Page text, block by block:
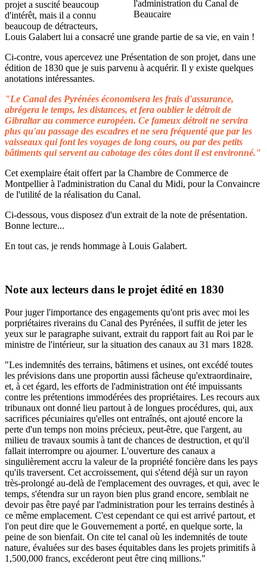
projet a suscité beaucoup
d'intérêt, mais il a connu
beaucoup de détracteurs,
Louis Galabert lui a consacré une grande partie de sa vie, en vain !
Ci-contre, vous apercevez une Présentation de son projet, dans une
édition de 1830 que je suis parvenu à acquérir. Il y existe quelques
anotations intéressantes.
"Le Canal des Pyrénées économisera les frais d'assurance,
abrégera le temps, les distances, et fera oublier le détroit de
Gibraltar au commerce européen. Ce fameux détroit ne servira
plus qu'au passage des escadres et ne sera fréquenté que par les
vaisseaux qui font les voyages de long cours, ou par des petits
bâtiments qui servent au cabotage des côtes dont il est environné."
Cet exemplaire était offert par la Chambre de Commerce de
Montpellier à l'administration du Canal du Midi, pour la Convaincre
de l'utilité de la réalisation du Canal.
Ci-dessous, vous disposez d'un extrait de la note de présentation.
Bonne lecture...
En tout cas, je rends hommage à Louis Galabert.
Note aux lecteurs dans le projet édité en 1830
Pour juger l'importance des engagements qu'ont pris avec moi les
porpriétaires riverains du Canal des Pyrénées, il suffit de jeter les
yeux sur le paragraphe suivant, extrait du rapport fait au Roi par le
ministre de l'intérieur, sur la situation des canaux au 31 mars 1828.
"Les indemnités des terrains, bâtimens et usines, ont excédé toutes
les prévisions dans une proportin aussi fâcheuse qu'extraordinaire,
et, à cet égard, les efforts de l'administration ont été impuissants
contre les prétentions immodérées des propriétaires. Les recours aux
tribunaux ont donné lieu partout à de longues procédures, qui, aux
sacrifices pécuniaires qu'elles ont entraînés, ont ajouté encore la
perte d'un temps non moins précieux, peut-être, que l'argent, au
milieu de travaux soumis à tant de chances de destruction, et qu'il
fallait interrompre ou ajourner. L'ouverture des canaux a
singulièrement accru la valeur de la propriété foncière dans les pays
qu'ils traversent. Cet accroissement, qui s'étend déjà sur un rayon
très-prolongé au-delà de l'emplacement des ouvrages, et qui, avec le
temps, s'étendra sur un rayon bien plus grand encore, semblait ne
devoir pas être payé par l'administration pour les terrains destinés à
ce même emplacement. C'est cependant ce qui est arrivé partout, et
l'on peut dire que le Gouvernement a porté, en quelque sorte, la
peine de son bienfait. On cite tel canal où les indemnités de toute
nature, évaluées sur des bases équitables dans les projets primitifs à
1,500,000 francs, excéderont peut être cinq millions."